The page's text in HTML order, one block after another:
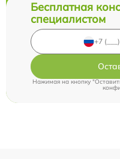
Бесплатная
специалистом
Нажимая на кнопку